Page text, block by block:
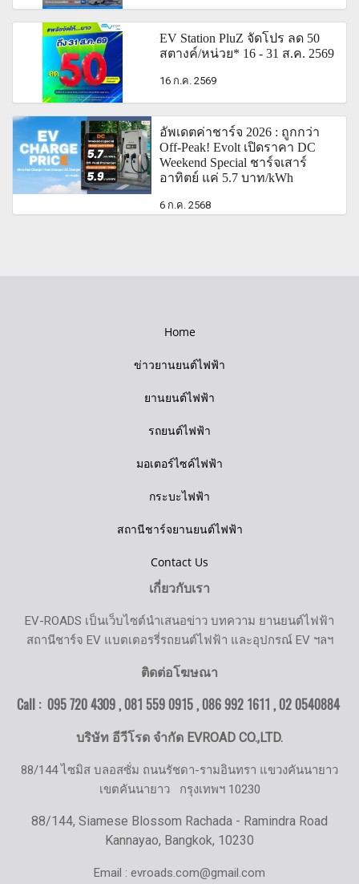
EV Station PluZ จัดโปร ลด 50
สตางค์/หน่วย* 16 - 31 ส.ค. 2569
16 ก.ค. 2569
อัพเดตค่าชาร์จ 2026 : ถูกกว่า
Off-Peak! Evolt เปิดราคา DC
Weekend Special ชาร์จเสาร์
อาทิตย์ แค่ 5.7 บาท/kWh
6 ก.ค. 2568
Home
ข่าวยานยนต์ไฟฟ้า
ยานยนต์ไฟฟ้า
รถยนต์ไฟฟ้า
มอเตอร์ไซค์ไฟฟ้า
กระบะไฟฟ้า
สถานีชาร์จยานยนต์ไฟฟ้า
Contact Us
เกี่ยวกับเรา
EV-ROADS เป็นเว็บไซต์นำเสนอข่าว บทความ ยานยนต์ไฟฟ้า
สถานีชาร์จ EV แบตเตอรรี่รถยนต์ไฟฟ้า และอุปกรณ์ EV ฯลฯ
ติดต่อโฆษณา
Call : 095 720 4309 , 081 559 0915 , 086 992 1611 ,02 0540884
บริษัท อีวีโรด จำกัด EVROAD CO.,LTD.
88/144 ไซมิส บลอสซั่ม ถนนรัชดา-รามอินทรา แขวงคันนายาว
เขตคันนายาว กรุงเทพฯ 10230
88/144, Siamese Blossom Rachada - Ramindra Road
Kannayao, Bangkok, 10230
Email : evroads.com@gmail.com